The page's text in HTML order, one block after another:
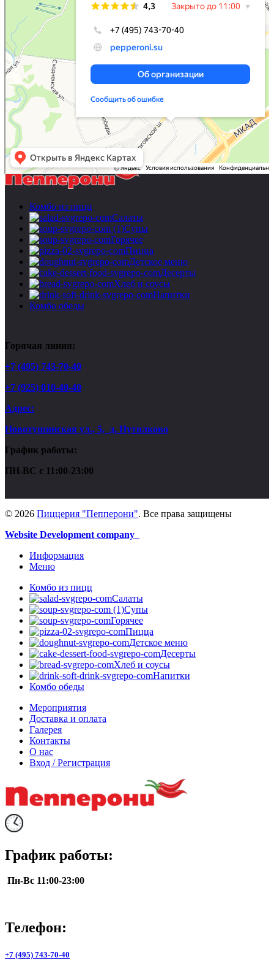
Комбо из пицц
Салаты
Супы
Горячее
Пицца
Детское меню
Десерты
Хлеб и соусы
Напитки
Комбо обеды
Горячая линия:
+7 (495) 743-70-40
+7 (925) 010-40-40
Адрес:
Новотушинская ул., 5, д. Путилково
График работы:
ПН-ВС с 11:00-23:00
© 2026 Пиццерия "Пепперони". Все права защищены
Website Development company
Информация
Меню
Комбо из пицц
Салаты
Супы
Горячее
Пицца
Детское меню
Десерты
Хлеб и соусы
Напитки
Комбо обеды
Мероприятия
Доставка и оплата
Галерея
Контакты
О нас
Вход / Регистрация
График работы:
Пн-Вс 11:00-23:00
Телефон:
+7 (495) 743-70-40